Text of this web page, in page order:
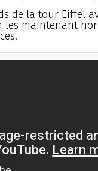
de la tour Eiffel
maintenant